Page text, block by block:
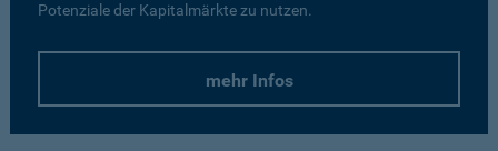
Potenziale der Kapitalmärkte zu nutzen.
mehr Infos